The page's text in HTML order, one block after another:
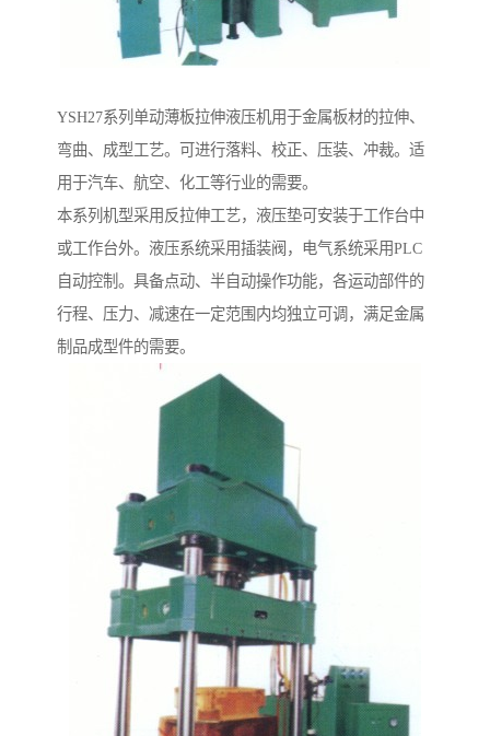
YSH27系列单动薄板拉伸液压机用于金属板材的拉伸、
弯曲、成型工艺。可进行落料、校正、压装、冲裁。适
用于汽车、航空、化工等行业的需要。
本系列机型采用反拉伸工艺，液压垫可安装于工作台中
或工作台外。液压系统采用插装阀，电气系统采用PLC
自动控制。具备点动、半自动操作功能，各运动部件的
行程、压力、减速在一定范围内均独立可调，满足金属
制品成型件的需要。